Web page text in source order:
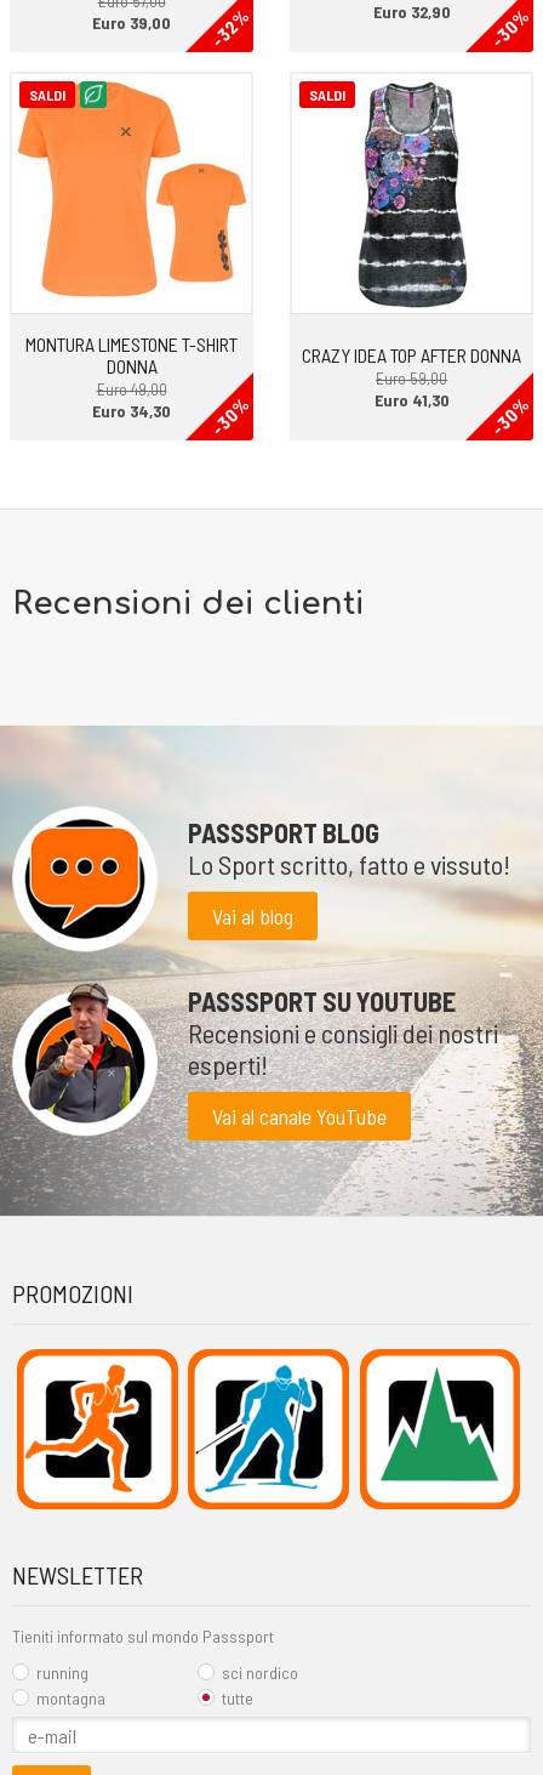
-32%
Euro 39,00 -30%
Euro 32,90
SALDI
MONTURA LIMESTONE T-SHIRT
DONNA
Euro 49,00
-30%
Euro 34,30
SALDI
CRAZY IDEA TOP AFTER DONNA
Euro 59,00
-30%
Euro 41,30
Recensioni dei clienti
PASSSPORT BLOG
Lo Sport scritto, fatto e vissuto!
Vai al blog
PASSSPORT SU YOUTUBE
Recensioni e consigli dei nostri
esperti!
Vai al canale YouTube
PROMOZIONI
NEWSLETTER
Tieniti informato sul mondo Passsport
running
sci nordico
montagna
tutte